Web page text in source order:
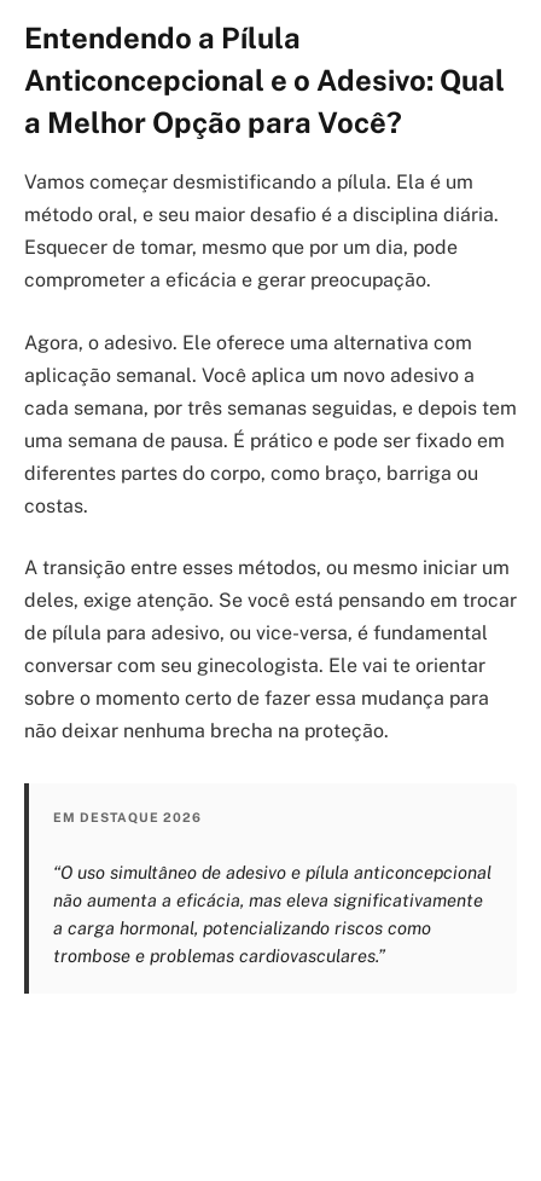
Entendendo a Pílula
Anticoncepcional e o Adesivo: Qual
a Melhor Opção para Você?
Vamos começar desmistificando a pílula. Ela é um
método oral, e seu maior desafio é a disciplina diária.
Esquecer de tomar, mesmo que por um dia, pode
comprometer a eficácia e gerar preocupação.
Agora, o adesivo. Ele oferece uma alternativa com
aplicação semanal. Você aplica um novo adesivo a
cada semana, por três semanas seguidas, e depois tem
uma semana de pausa. É prático e pode ser fixado em
diferentes partes do corpo, como braço, barriga ou
costas.
A transição entre esses métodos, ou mesmo iniciar um
deles, exige atenção. Se você está pensando em trocar
de pílula para adesivo, ou vice-versa, é fundamental
conversar com seu ginecologista. Ele vai te orientar
sobre o momento certo de fazer essa mudança para
não deixar nenhuma brecha na proteção.
EM DESTAQUE 2026
“O uso simultâneo de adesivo e pílula anticoncepcional
não aumenta a eficácia, mas eleva significativamente
a carga hormonal, potencializando riscos como
trombose e problemas cardiovasculares.”